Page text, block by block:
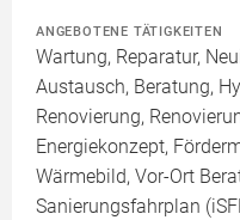
ANGEBOTENE TÄTIGKEITEN
Wartung, Reparatur,
Austausch, Beratung,
Renovierung,
Energiekonzept,
Wärmebild, Vor-Ort
Sanierungsfahrplan